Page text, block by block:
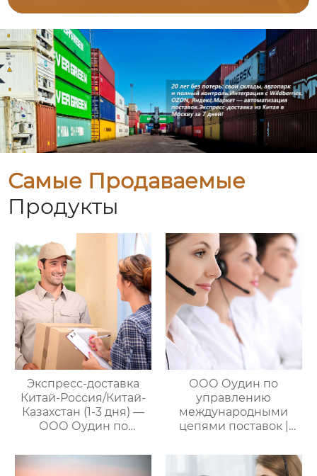
Самые Продаваемые
Продукты
Экспресс-доставка
Китай-Россия/Китай-
Казахстан (1-3 дня) —
ООО Оудин по
международными
цепями поставок
ООО Оудин по
управлению
международными
цепями поставок |
услуги для полного